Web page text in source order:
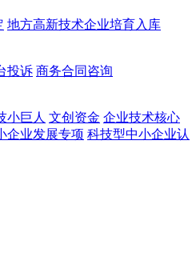
地方高新技术企业培育入库
投诉 商务合同咨询
小巨人 文创资金 企业技术核心
企业发展专项 科技型中小企业认